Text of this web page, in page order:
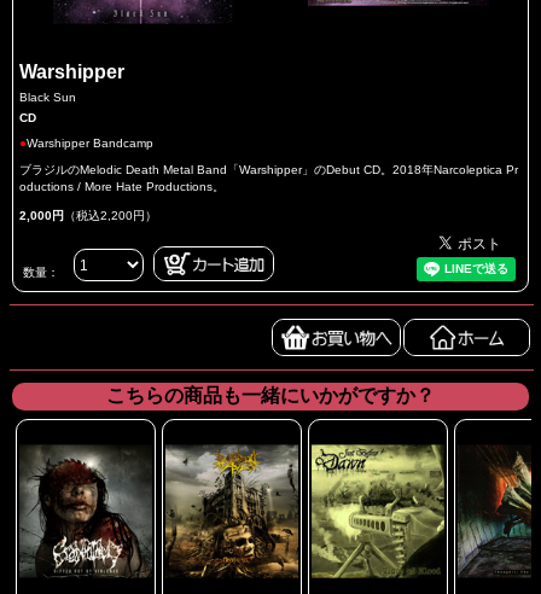
Warshipper
Black Sun
CD
●Warshipper Bandcamp
ブラジルのMelodic Death Metal Band「Warshipper」のDebut CD。2018年Narcoleptica Pr
oductions / More Hate Productions。
2,000円 （税込2,200円）
数量：
こちらの商品も一緒にいかがですか？